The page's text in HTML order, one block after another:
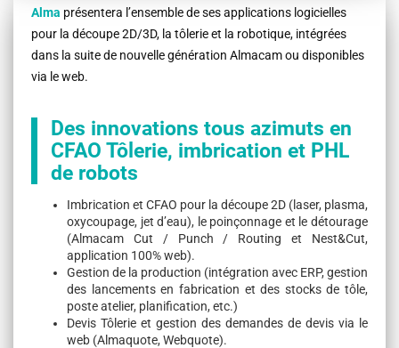
Contenu
Alma présentera l’ensemble de ses applications logicielles
pour la découpe 2D/3D, la tôlerie et la robotique, intégrées
dans la suite de nouvelle génération Almacam ou disponibles
via le web.
Des innovations tous azimuts en
CFAO Tôlerie, imbrication et PHL
de robots
Imbrication et CFAO pour la découpe 2D (laser, plasma,
oxycoupage, jet d’eau), le poinçonnage et le détourage
(Almacam Cut / Punch / Routing et Nest&Cut,
application 100% web).
Gestion de la production (intégration avec ERP, gestion
des lancements en fabrication et des stocks de tôle,
poste atelier, planification, etc.)
Devis Tôlerie et gestion des demandes de devis via le
web (Almaquote, Webquote).